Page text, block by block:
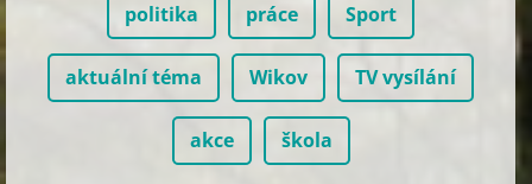
politika práce Sport
aktuální téma Wikov TV vysílání
akce škola